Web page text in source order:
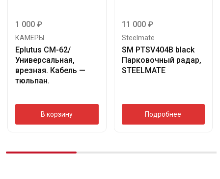
1 000 ₽
КАМЕРЫ
Eplutus CM-62/
Универсальная,
врезная. Кабель —
тюльпан.
В корзину
11 000 ₽
Steelmate
SM PTSV404B black
Парковочный радар,
STEELMATE
Подробнее